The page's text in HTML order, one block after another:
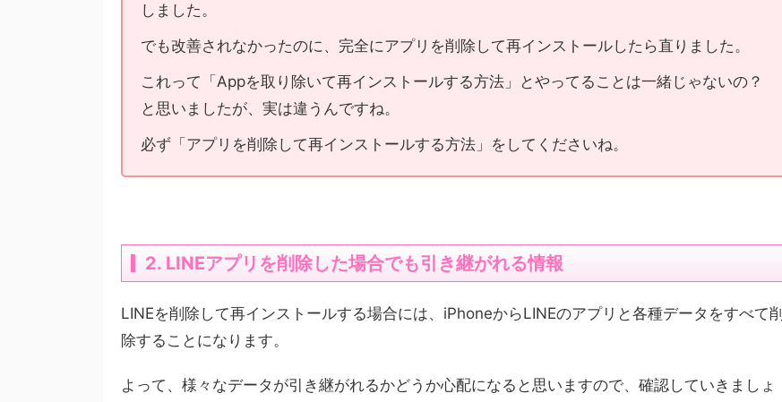
しました。
でも改善されなかったのに、完全にアプリを削除して再インストールしたら直りました。
これって「Appを取り除いて再インストールする方法」とやってることは一緒じゃないの？
と思いましたが、実は違うんですね。
必ず「アプリを削除して再インストールする方法」をしてくださいね。
2. LINEアプリを削除した場合でも引き継がれる情報
LINEを削除して再インストールする場合には、iPhoneからLINEのアプリと各種データをすべて削
除することになります。
よって、様々なデータが引き継がれるかどうか心配になると思いますので、確認していきましょ